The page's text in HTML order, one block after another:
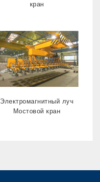
кран
Электромагнитный луч
Мостовой кран